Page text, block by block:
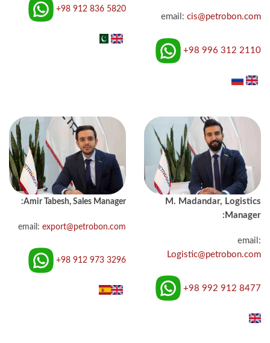
email: cis@petrobon.com
+98 996 312 2110
+98 912 836 5820
M. Madandar, Logistics
Manager:
email:
Logistic@petrobon.com
+98 992 912 8477
Amir Tabesh, Sales Manager:
email: export@petrobon.com
+98 912 973 3296